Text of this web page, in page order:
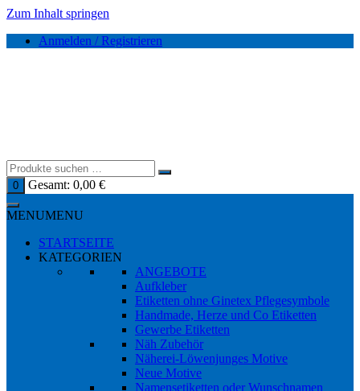
Zum Inhalt springen
Anmelden / Registrieren
0 Gesamt: 0,00 €
MENUMENU
STARTSEITE
KATEGORIEN
ANGEBOTE
Aufkleber
Etiketten ohne Ginetex Pflegesymbole
Handmade, Herze und Co Etiketten
Gewerbe Etiketten
Näh Zubehör
Näherei-Löwenjunges Motive
Neue Motive
Namensetiketten oder Wunschnamen